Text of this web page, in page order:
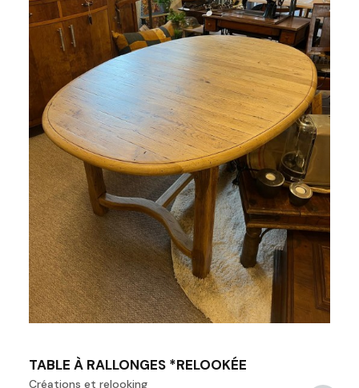
TABLE À RALLONGES *RELOOKÉE
Créations et relooking